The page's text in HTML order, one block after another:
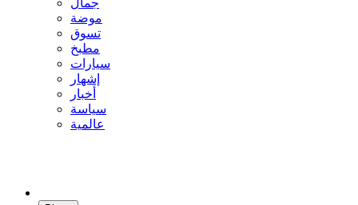
جمال
موضة
تسوق
مطبخ
سيارات
إشهار
أخبار
سياسة
عالمية